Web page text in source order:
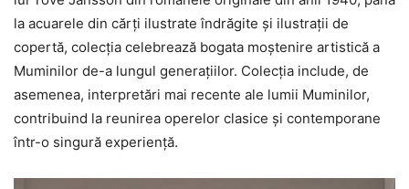
la acuarele din cărți ilustrate îndrăgite și ilustrații de
copertă, colecția celebrează bogata moștenire artistică a
Muminilor de-a lungul generațiilor. Colecția include, de
asemenea, interpretări mai recente ale lumii Muminilor,
contribuind la reunirea operelor clasice și contemporane
într-o singură experiență.